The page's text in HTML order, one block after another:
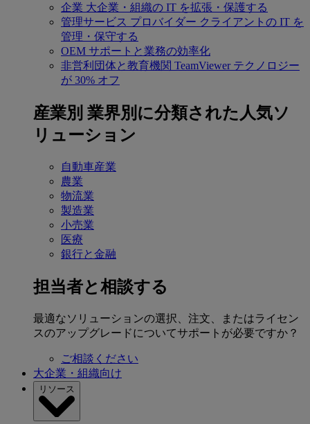
企業 大企業・組織の IT を拡張・保護する
管理サービス プロバイダー クライアントの IT を
管理・保守する
OEM サポートと業務の効率化
非営利団体と教育機関 TeamViewer テクノロジー
が 30% オフ
産業別 業界別に分類された人気ソ
リューション
自動車産業
農業
物流業
製造業
小売業
医療
銀行と金融
担当者と相談する
最適なソリューションの選択、注文、またはライセン
スのアップグレードについてサポートが必要ですか？
ご相談ください
大企業・組織向け
リソース